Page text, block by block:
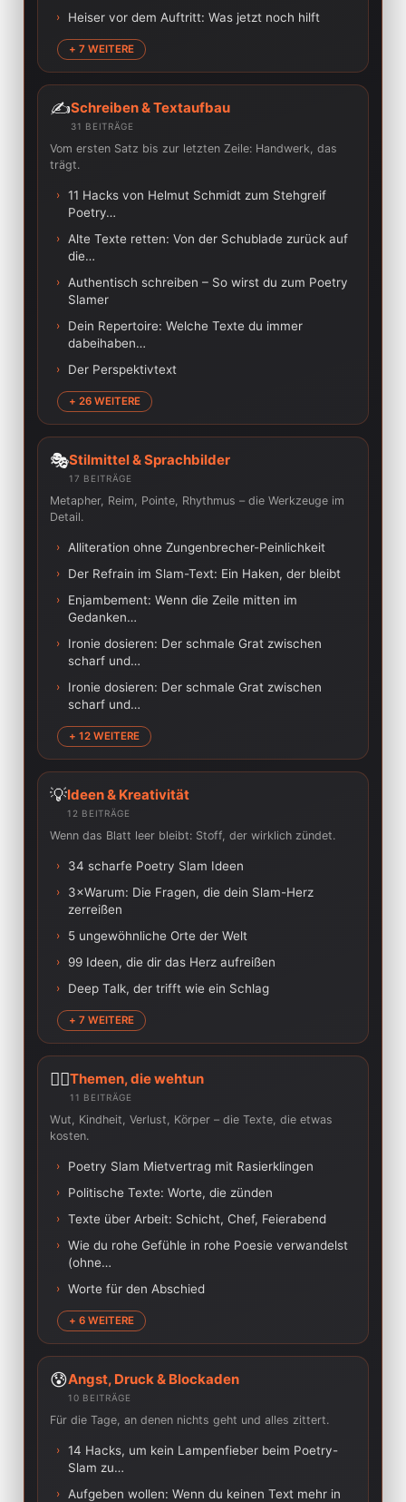
› Heiser vor dem Auftritt: Was jetzt noch hilft
+ 7 WEITERE
✍️Schreiben & Textaufbau
31 BEITRÄGE
Vom ersten Satz bis zur letzten Zeile: Handwerk, das
trägt.
› 11 Hacks von Helmut Schmidt zum Stehgreif
Poetry…
›
Alte Texte retten: Von der Schublade zurück auf
die…
›
Authentisch schreiben – So wirst du zum Poetry
Slamer
›
Dein Repertoire: Welche Texte du immer
dabeihaben…
› Der Perspektivtext
+ 26 WEITERE
🎭Stilmittel & Sprachbilder
17 BEITRÄGE
Metapher, Reim, Pointe, Rhythmus – die Werkzeuge im
Detail.
› Alliteration ohne Zungenbrecher-Peinlichkeit
› Der Refrain im Slam-Text: Ein Haken, der bleibt
›
Enjambement: Wenn die Zeile mitten im
Gedanken…
›
Ironie dosieren: Der schmale Grat zwischen
scharf und…
›
Ironie dosieren: Der schmale Grat zwischen
scharf und…
+ 12 WEITERE
💡Ideen & Kreativität
12 BEITRÄGE
Wenn das Blatt leer bleibt: Stoff, der wirklich zündet.
› 34 scharfe Poetry Slam Ideen
›
3×Warum: Die Fragen, die dein Slam-Herz
zerreißen
› 5 ungewöhnliche Orte der Welt
› 99 Ideen, die dir das Herz aufreißen
› Deep Talk, der trifft wie ein Schlag
+ 7 WEITERE
❤️‍🔥Themen, die wehtun
11 BEITRÄGE
Wut, Kindheit, Verlust, Körper – die Texte, die etwas
kosten.
› Poetry Slam Mietvertrag mit Rasierklingen
› Politische Texte: Worte, die zünden
› Texte über Arbeit: Schicht, Chef, Feierabend
› Wie du rohe Gefühle in rohe Poesie verwandelst
(ohne…
› Worte für den Abschied
+ 6 WEITERE
😰Angst, Druck & Blockaden
10 BEITRÄGE
Für die Tage, an denen nichts geht und alles zittert.
› 14 Hacks, um kein Lampenfieber beim Poetry-
Slam zu…
› Aufgeben wollen: Wenn du keinen Text mehr in